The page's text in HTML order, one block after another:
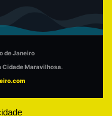
de Janeiro
Cidade Maravilhosa.